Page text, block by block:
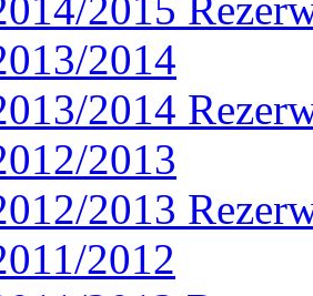
2014
2014
2013
2013
2012